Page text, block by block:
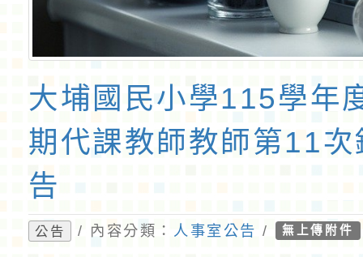
大埔國民小學115學年
期代課教師教師第11次
告
公告 / 內容分類： 人事室公告 / 無上傳附件